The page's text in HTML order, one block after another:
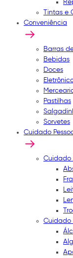
Tintas e
Conveniência
Barras
Bebidas
Doces
Pastilhas
Sorvetes
Cuidado
Cuidado
Cuidado